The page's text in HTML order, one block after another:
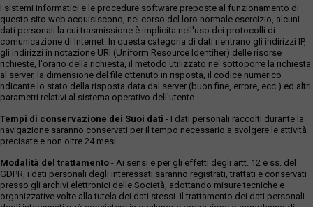
I sistemi informatici e le procedure software preposte al funzionamento di
questo sito web acquisiscono, nel corso del loro normale esercizio, alcuni
dati personali la cui trasmissione è implicita nell'uso dei protocolli di
comunicazione di Internet. In questa categoria di dati rientrano gli indirizzi IP,
gli indirizzi in notazione URI (Uniform Resource Identifier) delle risorse
richieste, l'orario della richiesta, il metodo utilizzato nel sottoporre la richiesta
al server, la dimensione del file ottenuto in risposta, il codice numerico
ndicante lo stato della risposta data dal server (buon fine, errore, ecc.) ed altri
parametri relativi al sistema operativo dell'utente.
Tempi di conservazione dei Suoi dati - I dati personali raccolti durante la
navigazione saranno conservati per il tempo necessario a svolgere le attività
precisate e non oltre 24 mesi.
Modalità del trattamento - Ai sensi e per gli effetti degli artt. 12 e ss. del
GDPR, i dati personali degli interessati saranno registrati, trattati e conservati
presso gli archivi elettronici delle Società, adottando misure tecniche e
organizzative volte alla tutela dei dati stessi. Il trattamento dei dati personali